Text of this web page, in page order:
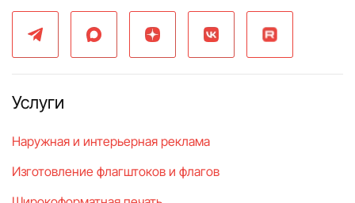
Услуги
Наружная и интерьерная реклама
Изготовление флагштоков и флагов